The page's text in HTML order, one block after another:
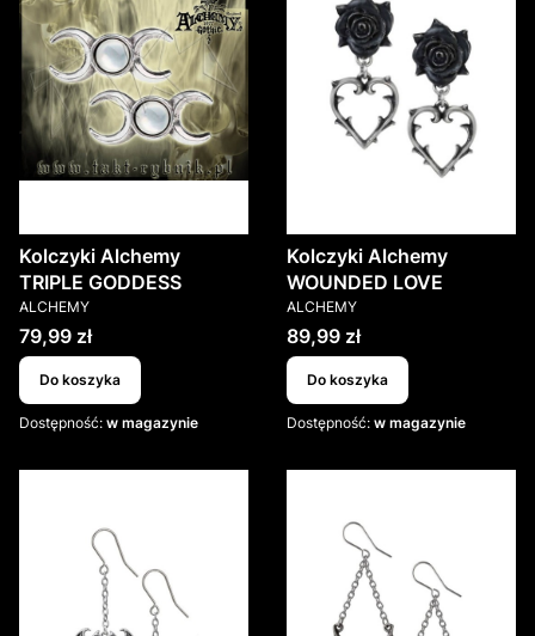
Kolczyki Alchemy
TRIPLE GODDESS
PRODUCENT
ALCHEMY
Cena
79,99 zł
Do koszyka
Dostępność: w magazynie
Kolczyki Alchemy
WOUNDED LOVE
PRODUCENT
ALCHEMY
Cena
89,99 zł
Do koszyka
Dostępność: w magazynie